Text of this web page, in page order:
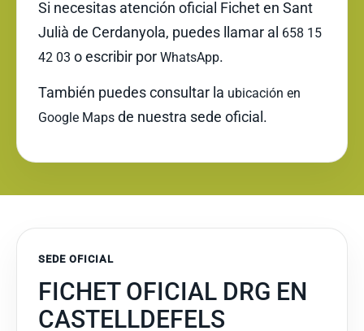
Si necesitas atención oficial Fichet en Sant
Julià de Cerdanyola, puedes llamar al 658 15
42 03 o escribir por WhatsApp.
También puedes consultar la ubicación en
Google Maps de nuestra sede oficial.
SEDE OFICIAL
FICHET OFICIAL DRG EN
CASTELLDEFELS